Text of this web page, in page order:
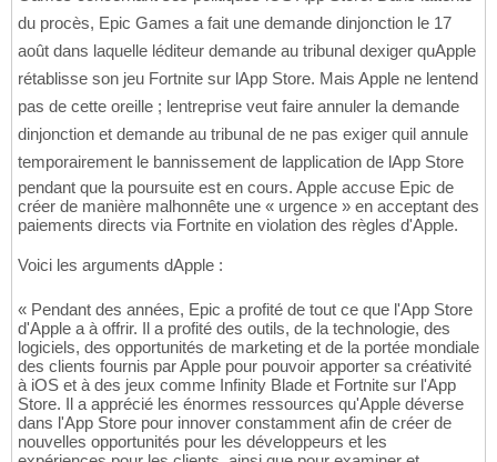
du procès, Epic Games a fait une demande dinjonction le 17
août dans laquelle léditeur demande au tribunal dexiger quApple
rétablisse son jeu Fortnite sur lApp Store. Mais Apple ne lentend
pas de cette oreille ; lentreprise veut faire annuler la demande
dinjonction et demande au tribunal de ne pas exiger quil annule
temporairement le bannissement de lapplication de lApp Store
pendant que la poursuite est en cours. Apple accuse Epic de
créer de manière malhonnête une « urgence » en acceptant des
paiements directs via Fortnite en violation des règles d'Apple.
Voici les arguments dApple :
« Pendant des années, Epic a profité de tout ce que l'App Store
d'Apple a à offrir. Il a profité des outils, de la technologie, des
logiciels, des opportunités de marketing et de la portée mondiale
des clients fournis par Apple pour pouvoir apporter sa créativité
à iOS et à des jeux comme Infinity Blade et Fortnite sur l'App
Store. Il a apprécié les énormes ressources qu'Apple déverse
dans l'App Store pour innover constamment afin de créer de
nouvelles opportunités pour les développeurs et les